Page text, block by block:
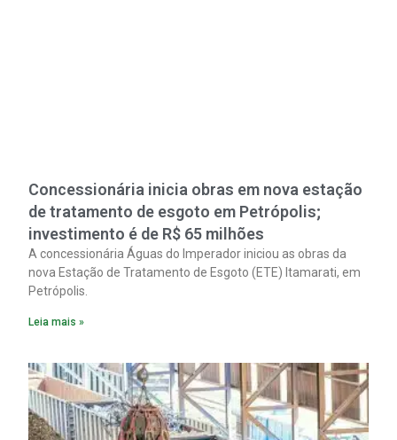
Concessionária inicia obras em nova estação
de tratamento de esgoto em Petrópolis;
investimento é de R$ 65 milhões
A concessionária Águas do Imperador iniciou as obras da
nova Estação de Tratamento de Esgoto (ETE) Itamarati, em
Petrópolis.
Leia mais »